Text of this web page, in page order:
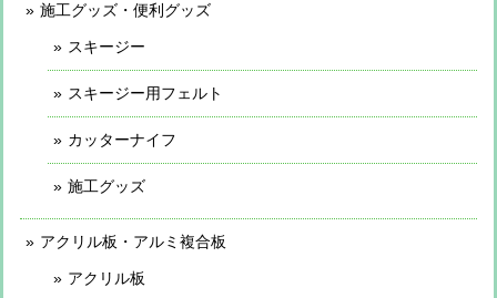
施工グッズ・便利グッズ
スキージー
スキージー用フェルト
カッターナイフ
施工グッズ
アクリル板・アルミ複合板
アクリル板